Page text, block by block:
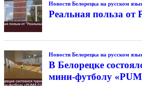
Новости Белорецка на русском
Реальная польза от
Новости Белорецка на русском
В Белорецке
мини-футболу